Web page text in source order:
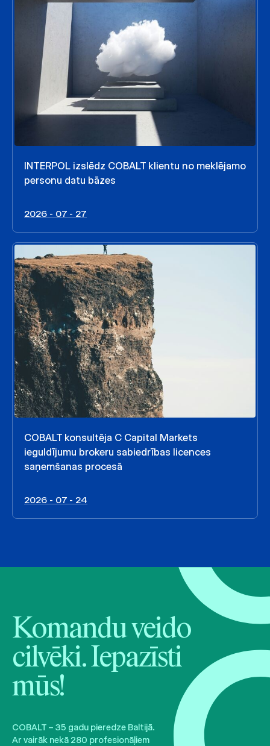
INTERPOL izslēdz COBALT klientu no meklējamo
personu datu bāzes
2026 - 07 - 27
COBALT konsultēja C Capital Markets
ieguldījumu brokeru sabiedrības licences
saņemšanas procesā
2026 - 07 - 24
Komandu veido
cilvēki. Iepazīsti
mūs!
COBALT – 35 gadu pieredze Baltijā.
Ar vairāk nekā 280 profesionāļiem